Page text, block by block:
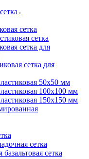
сетка
сетка
сетка для
сетка для
50x50 мм
100x100 мм
150x150 мм
сетка
сетка